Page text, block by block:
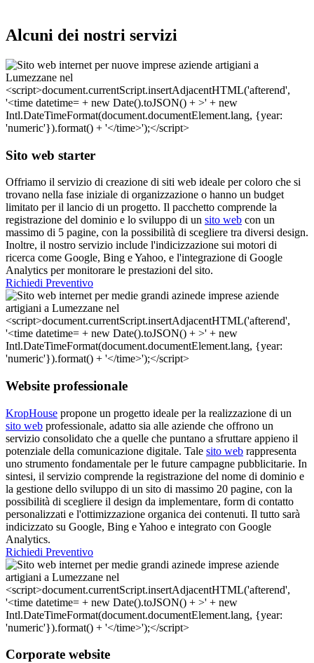
Alcuni dei nostri servizi
Sito web starter
Offriamo il servizio di creazione di siti web ideale per coloro che si
trovano nella fase iniziale di organizzazione o hanno un budget
limitato per il lancio di un progetto. Il pacchetto comprende la
registrazione del dominio e lo sviluppo di un sito web con un
massimo di 5 pagine, con la possibilità di scegliere tra diversi design.
Inoltre, il nostro servizio include l'indicizzazione sui motori di
ricerca come Google, Bing e Yahoo, e l'integrazione di Google
Analytics per monitorare le prestazioni del sito.
Richiedi Preventivo
Website professionale
KropHouse propone un progetto ideale per la realizzazione di un
sito web professionale, adatto sia alle aziende che offrono un
servizio consolidato che a quelle che puntano a sfruttare appieno il
potenziale della comunicazione digitale. Tale sito web rappresenta
uno strumento fondamentale per le future campagne pubblicitarie. In
sintesi, il servizio comprende la registrazione del nome di dominio e
la gestione dello sviluppo di un sito di massimo 20 pagine, con la
possibilità di scegliere il design da implementare, form di contatto
personalizzati e l'ottimizzazione organica dei contenuti. Il tutto sarà
indicizzato su Google, Bing e Yahoo e integrato con Google
Analytics.
Richiedi Preventivo
Corporate website